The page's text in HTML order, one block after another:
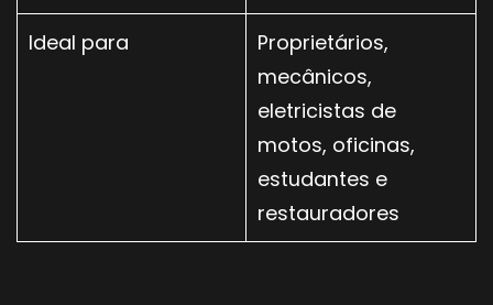
Ideal para
Proprietários,
mecânicos,
eletricistas de
motos, oficinas,
estudantes e
restauradores